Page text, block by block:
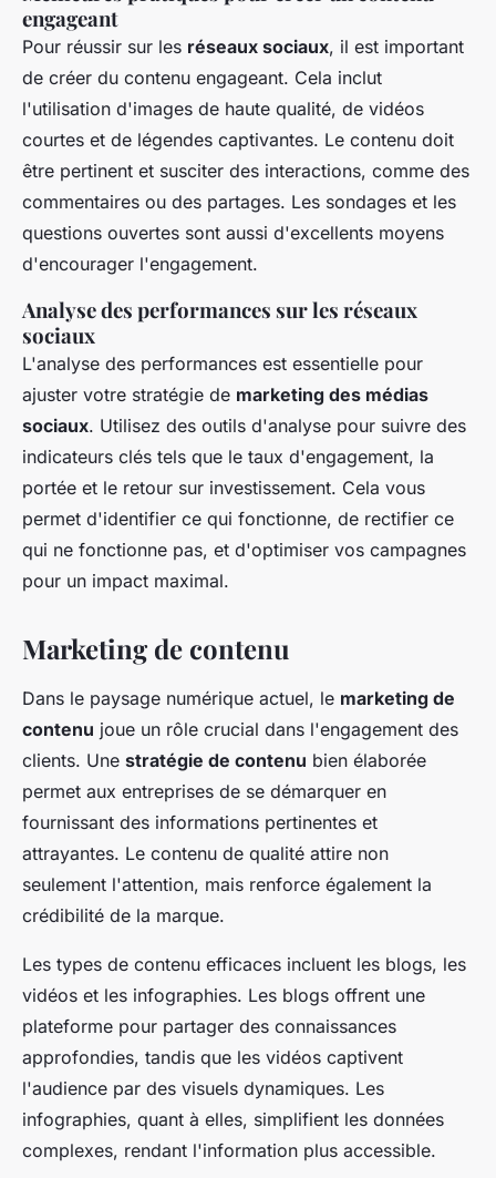
engageant
Pour réussir sur les réseaux sociaux, il est important
de créer du contenu engageant. Cela inclut
l'utilisation d'images de haute qualité, de vidéos
courtes et de légendes captivantes. Le contenu doit
être pertinent et susciter des interactions, comme des
commentaires ou des partages. Les sondages et les
questions ouvertes sont aussi d'excellents moyens
d'encourager l'engagement.
Analyse des performances sur les réseaux
sociaux
L'analyse des performances est essentielle pour
ajuster votre stratégie de marketing des médias
sociaux. Utilisez des outils d'analyse pour suivre des
indicateurs clés tels que le taux d'engagement, la
portée et le retour sur investissement. Cela vous
permet d'identifier ce qui fonctionne, de rectifier ce
qui ne fonctionne pas, et d'optimiser vos campagnes
pour un impact maximal.
Marketing de contenu
Dans le paysage numérique actuel, le marketing de
contenu joue un rôle crucial dans l'engagement des
clients. Une stratégie de contenu bien élaborée
permet aux entreprises de se démarquer en
fournissant des informations pertinentes et
attrayantes. Le contenu de qualité attire non
seulement l'attention, mais renforce également la
crédibilité de la marque.
Les types de contenu efficaces incluent les blogs, les
vidéos et les infographies. Les blogs offrent une
plateforme pour partager des connaissances
approfondies, tandis que les vidéos captivent
l'audience par des visuels dynamiques. Les
infographies, quant à elles, simplifient les données
complexes, rendant l'information plus accessible.